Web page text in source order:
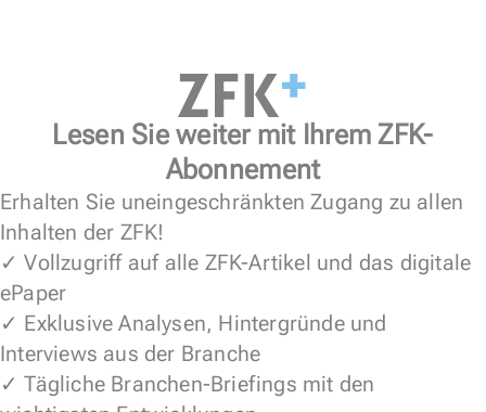
Lesen Sie weiter mit Ihrem ZFK-
Abonnement
Erhalten Sie uneingeschränkten Zugang zu allen
Inhalten der ZFK!
✓ Vollzugriff auf alle ZFK-Artikel und das digitale
ePaper
✓ Exklusive Analysen, Hintergründe und
Interviews aus der Branche
✓ Tägliche Branchen-Briefings mit den